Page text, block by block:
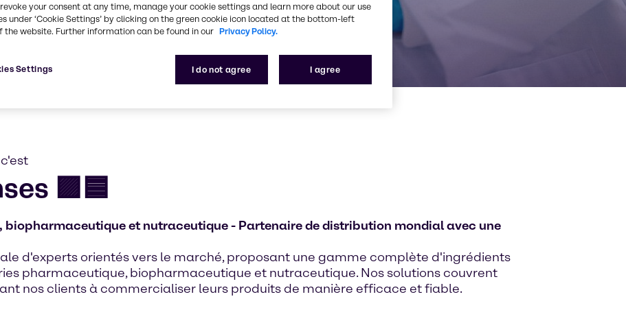
🟪🟦
et nutraceutique - Partenaire de distribution mondial avec une
d'experts orientés vers le marché, proposant une gamme complète d'ingrédients
pharmaceutique, biopharmaceutique et nutraceutique. Nos solutions couvrent
nos clients à commercialiser leurs produits de manière efficace et fiable.
your consent at any time, manage your cookie settings and learn more about our use
under ‘Cookie Settings’ by clicking on the green cookie icon located at the bottom-left
the website. Further information can be found in our Privacy Policy.
I do not agree I agree
Settings